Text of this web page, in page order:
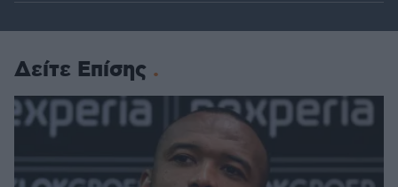
Δείτε Επίσης